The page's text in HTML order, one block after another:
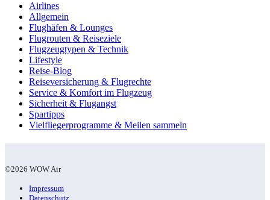
Airlines
Allgemein
Flughäfen & Lounges
Flugrouten & Reiseziele
Flugzeugtypen & Technik
Lifestyle
Reise-Blog
Reiseversicherung & Flugrechte
Service & Komfort im Flugzeug
Sicherheit & Flugangst
Spartipps
Vielfliegerprogramme & Meilen sammeln
©2026 WOW Air
Impressum
Datenschutz